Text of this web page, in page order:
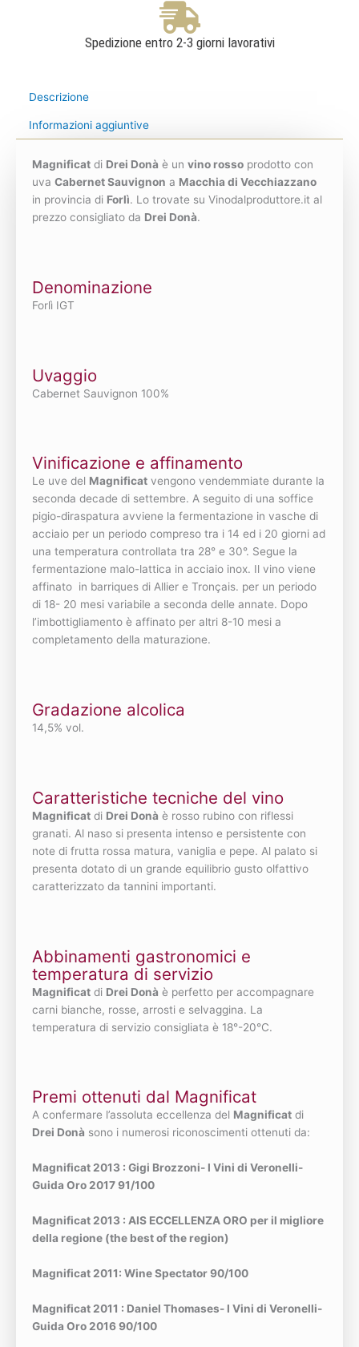
Spedizione entro 2-3 giorni lavorativi
Descrizione
Informazioni aggiuntive
Magnificat di Drei Donà è un vino rosso prodotto con
uva Cabernet Sauvignon a Macchia di Vecchiazzano
in provincia di Forlì. Lo trovate su Vinodalproduttore.it al
prezzo consigliato da Drei Donà.
Denominazione
Forlì IGT
Uvaggio
Cabernet Sauvignon 100%
Vinificazione e affinamento
Le uve del Magnificat vengono vendemmiate durante la
seconda decade di settembre. A seguito di una soffice
pigio-diraspatura avviene la fermentazione in vasche di
acciaio per un periodo compreso tra i 14 ed i 20 giorni ad
una temperatura controllata tra 28° e 30°. Segue la
fermentazione malo-lattica in acciaio inox. Il vino viene
affinato in barriques di Allier e Tronçais. per un periodo
di 18- 20 mesi variabile a seconda delle annate. Dopo
l’imbottigliamento è affinato per altri 8-10 mesi a
completamento della maturazione.
Gradazione alcolica
14,5% vol.
Caratteristiche tecniche del vino
Magnificat di Drei Donà è rosso rubino con riflessi
granati. Al naso si presenta intenso e persistente con
note di frutta rossa matura, vaniglia e pepe. Al palato si
presenta dotato di un grande equilibrio gusto olfattivo
caratterizzato da tannini importanti.
Abbinamenti gastronomici e
temperatura di servizio
Magnificat di Drei Donà è perfetto per accompagnare
carni bianche, rosse, arrosti e selvaggina. La
temperatura di servizio consigliata è 18°-20°C.
Premi ottenuti dal Magnificat
A confermare l’assoluta eccellenza del Magnificat di
Drei Donà sono i numerosi riconoscimenti ottenuti da:
Magnificat 2013 : Gigi Brozzoni- I Vini di Veronelli-
Guida Oro 2017 91/100
Magnificat 2013 : AIS ECCELLENZA ORO per il migliore
della regione (the best of the region)
Magnificat 2011: Wine Spectator 90/100
Magnificat 2011 : Daniel Thomases- I Vini di Veronelli-
Guida Oro 2016 90/100